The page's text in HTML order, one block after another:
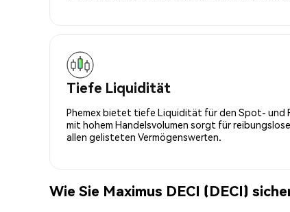
Tiefe Liquidität
Phemex bietet tiefe Liquidität für den Spot- und
mit hohem Handelsvolumen sorgt für
allen gelisteten Vermögenswerten.
Wie Sie Maximus DECI (DECI)